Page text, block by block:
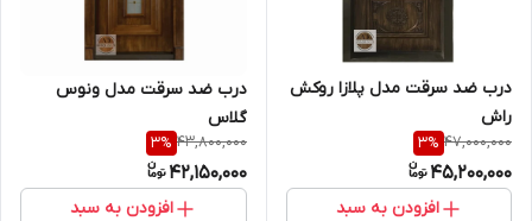
درب ضد سرقت مدل پلازا روکش
راش
47,000,000
3%
45,200,000
افزودن به سبد
درب ضد سرقت مدل ونوس
گلاس
43,800,000
3%
42,150,000
افزودن به سبد